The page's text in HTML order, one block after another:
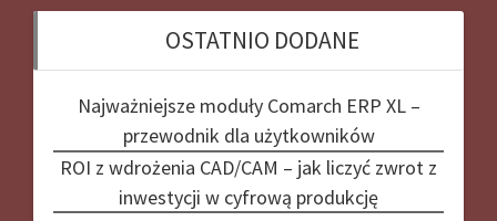
OSTATNIO DODANE
Najważniejsze moduły Comarch ERP XL –
przewodnik dla użytkowników
ROI z wdrożenia CAD/CAM – jak liczyć zwrot z
inwestycji w cyfrową produkcję